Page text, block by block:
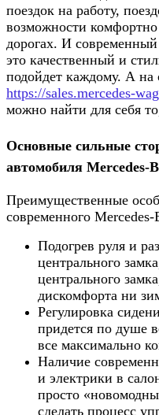
поездок на работу,
возможности комфортно
дорогах. И
это качественный и
подойдет каждому. А на
https://sales.mercedes-
можно найти для себя
Основные сильные
автомобиля Mercedes-
Преимущественные
современного
Подогрев руля и
центрального
центрального
дискомфорта ни
Регулировка
придется по душе
все максимально
Наличие
и электрики в
просто
сделать процесс